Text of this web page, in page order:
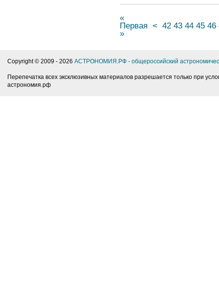
«
Первая < 42 43 44 45 46
»
Copyright © 2009 - 2026 АСТРОНОМИЯ.РФ - общероссийский
Перепечатка всех эксклюзивных материалов разрешается только при
астрономия.рф